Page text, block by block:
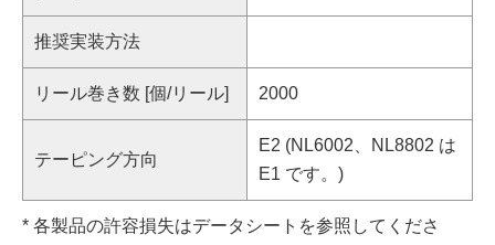
推奨実装方法
リール巻き数 [個/リール] 2000
テーピング方向
E2 (NL6002、NL8802 は
E1 です。)
* 各製品の許容損失はデータシートを参照してくださ